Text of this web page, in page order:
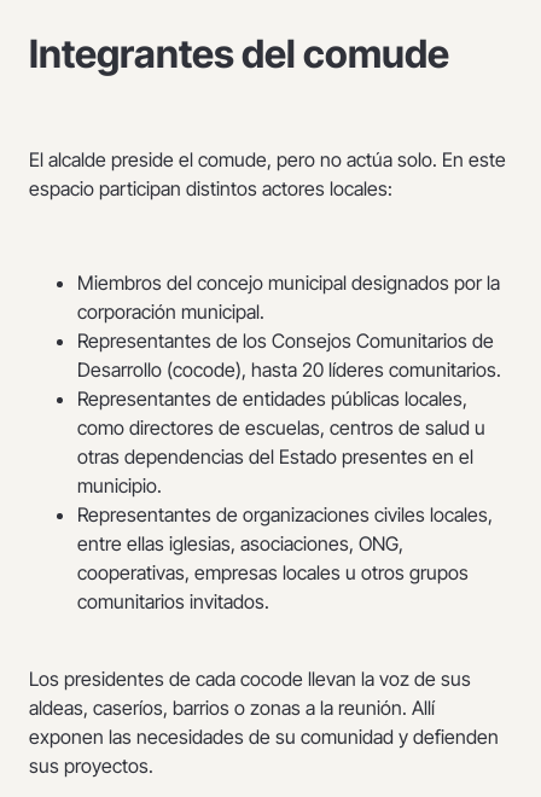
Integrantes del comude
El alcalde preside el comude, pero no actúa solo. En este
espacio participan distintos actores locales:
Miembros del concejo municipal designados por la
corporación municipal.
Representantes de los Consejos Comunitarios de
Desarrollo (cocode), hasta 20 líderes comunitarios.
Representantes de entidades públicas locales,
como directores de escuelas, centros de salud u
otras dependencias del Estado presentes en el
municipio.
Representantes de organizaciones civiles locales,
entre ellas iglesias, asociaciones, ONG,
cooperativas, empresas locales u otros grupos
comunitarios invitados.
Los presidentes de cada cocode llevan la voz de sus
aldeas, caseríos, barrios o zonas a la reunión. Allí
exponen las necesidades de su comunidad y defienden
sus proyectos.